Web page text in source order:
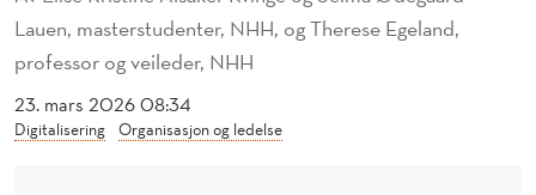
D
E
R
Lauen, masterstudenter, NHH, og Therese Egeland,
professor og veileder, NHH
23. mars 2026 08:34
Digitalisering Organisasjon og ledelse